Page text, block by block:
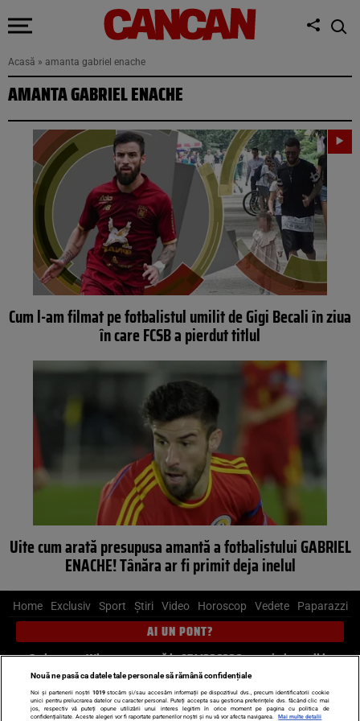
Acasă » amanta gabriel enache
AMANTA GABRIEL ENACHE
Cum l-am filmat pe fotbalistul umilit de Gigi Becali în ziua
în care FCSB a pierdut titlul
Uite cum arată presupusa amantă a fotbalistului GABRIEL
ENACHE! Tânăra ar fi primit deja inelul
Home Exclusiv Sport Știri Video Horoscop Vedete Paparazzi
AI UN PONT?
Scrie-ne pe Whatsapp, sună la 0741226226 sau trimite mail la
pont@cancan.ro
Știri interne Știri externe Politică
Nouă ne pasă ca datele tale personale să rămână confidențiale
Noi și partenerii noștri 1019stocăm și/sau accesăm informații pe dispozitivul dvs., precum identificatorii cookie
unici pentru prelucrarea datelor cu caracter personal. Puteți accepta sau gestiona preferințele dvs. făcând clic mai
jos, respectiv vă puteți opune utilizării unui interes legitim în orice moment pe pagina cu politica de
confidențialitate. Aceste alegeri vor fi raportate partenerilor noștri și nu vă vor afecta navigarea.
Mai multe detalii